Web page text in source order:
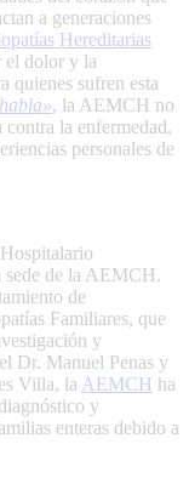
a generaciones
Hereditarias
el dolor y la
quienes sufren esta
, la AEMCH no
contra la enfermedad,
personales de
de la AEMCH.
de
Familiares, que
y
Dr. Manuel Penas y
Villa, la AEMCH ha
y
enteras debido a